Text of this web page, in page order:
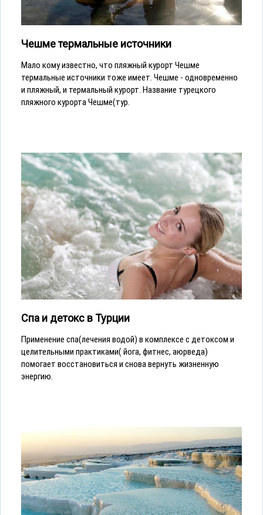
Чешме термальные источники
Мало кому известно, что пляжный курорт Чешме
термальные источники тоже имеет. Чешме - одновременно
и пляжный, и термальный курорт. Название турецкого
пляжного курорта Чешме(тур.
Спа и детокс в Турции
Применение спа(лечения водой) в комплексе с детоксом и
целительными практиками( йога, фитнес, аюрведа)
помогает восстановиться и снова вернуть жизненную
энергию.